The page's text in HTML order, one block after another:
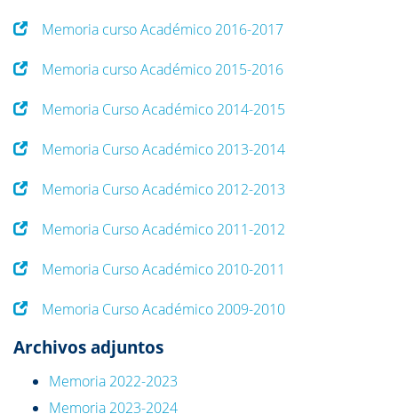
Memoria curso Académico 2016-2017
Memoria curso Académico 2015-2016
Memoria Curso Académico 2014-2015
Memoria Curso Académico 2013-2014
Memoria Curso Académico 2012-2013
Memoria Curso Académico 2011-2012
Memoria Curso Académico 2010-2011
Memoria Curso Académico 2009-2010
Archivos adjuntos
Memoria 2022-2023
Memoria 2023-2024